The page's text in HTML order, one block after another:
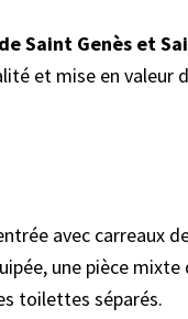
de Saint Genès et
et mise en valeur
avec carreaux
une pièce
toilettes séparés.